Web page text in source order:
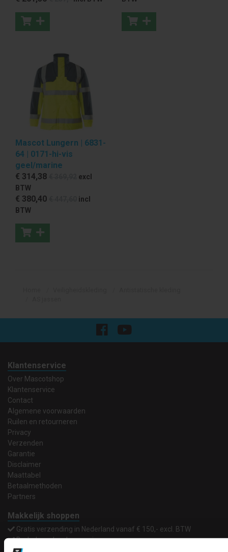
Mascot Lungern | 6831-
64 | 0171-hi-vis
geel/marine
€ 314,38
excl
BTW
€ 380,40
incl
BTW
Klantenservice
Over Mascotshop
Klantenservice
Contact
Algemene voorwaarden
Ruilen en retourneren
Privacy
Verzenden
Garantie
Disclaimer
Maattabel
Betaalmethoden
Partners
Makkelijk shoppen
Gratis verzending in Nederland vanaf € 150,- excl. BTW
Bedruk- en borduurservice
14 Dagen tijd om te herroepen